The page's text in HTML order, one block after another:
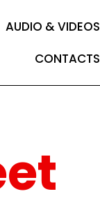
AUDIO & VIDEOS
CONTACTS